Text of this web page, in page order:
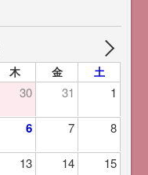
木 金 土
30 31 1
6 7 8
13 14 15